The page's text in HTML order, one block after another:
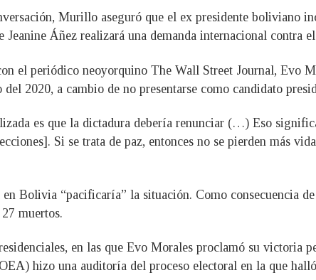
Murillo aseguró que el ex presidente boliviano
Áñez realizará una demanda internacional contra
el periódico neoyorquino The Wall Street Journal, Evo
2020, a cambio de no presentarse como candidato
es que la dictadura debería renunciar (…) Eso
Si se trata de paz, entonces no se pierden más
Bolivia “pacificaría” la situación. Como consecuencia
muertos.
en las que Evo Morales proclamó su victoria
hizo una auditoría del proceso electoral en la que